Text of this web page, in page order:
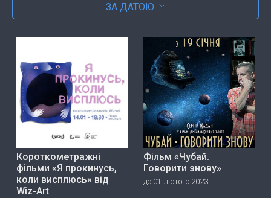
ЗА ДАТОЮ
Короткометражні
фільми «Я прокинусь,
коли висплюсь» від
Wiz-Art
Фільм «Чубай.
Говорити знову»
до 01 лютого 2023